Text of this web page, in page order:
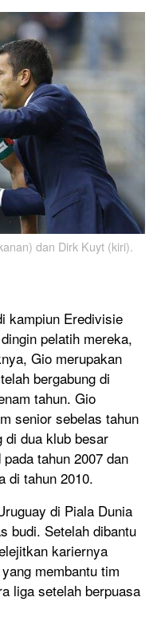
dan Dirk Kuyt (kiri).
kampiun Eredivisie
pelatih mereka,
Gio merupakan
bergabung di
tahun. Gio
senior sebelas tahun
di dua klub besar
tahun 2007 dan
di tahun 2010.
di Piala Dunia
budi. Setelah dibantu
kariernya
membantu tim
liga setelah berpuasa